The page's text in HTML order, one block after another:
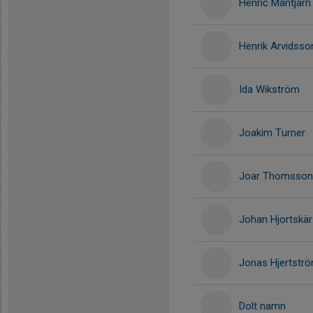
Henric Måntjärn
Henrik
Ida Wikström
Joakim Turner
Joar Thomsson
Johan Hjortskär
Jonas
Dolt namn